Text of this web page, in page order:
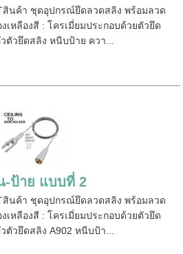
สินค้า ชุดอุปกรณ์ยึดลวดสลิง พร้อมลวด
เหลืองสี : โครเมี่ยมประกอบด้วยตัวยึด
ตัวยึดสลิง หนีบป้าย ควา...
-ป้าย แบบที่ 2
สินค้า ชุดอุปกรณ์ยึดลวดสลิง พร้อมลวด
เหลืองสี : โครเมี่ยมประกอบด้วยตัวยึด
ตัวยึดสลิง A902 หนีบป้า...